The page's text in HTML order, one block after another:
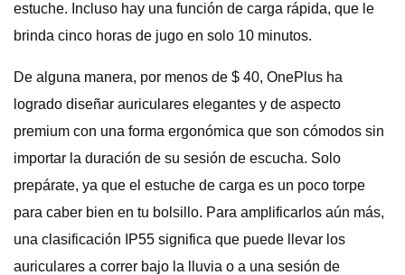
estuche. Incluso hay una función de carga rápida, que le
brinda cinco horas de jugo en solo 10 minutos.
De alguna manera, por menos de $ 40, OnePlus ha
logrado diseñar auriculares elegantes y de aspecto
premium con una forma ergonómica que son cómodos sin
importar la duración de su sesión de escucha. Solo
prepárate, ya que el estuche de carga es un poco torpe
para caber bien en tu bolsillo. Para amplificarlos aún más,
una clasificación IP55 significa que puede llevar los
auriculares a correr bajo la lluvia o a una sesión de